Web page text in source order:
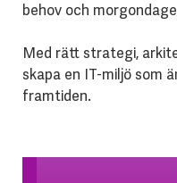
behov och
Med rätt strategi,
skapa en IT-miljö som
framtiden.